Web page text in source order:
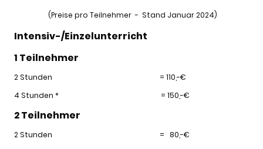
(Preise pro Teilnehmer - Stand Januar 2024)
Intensiv-/Einzelunterricht
1 Teilnehmer
2 Stunden = 110,-€
4 Stunden * = 150,-€
2 Teilnehmer
2 Stunden = 80,-€